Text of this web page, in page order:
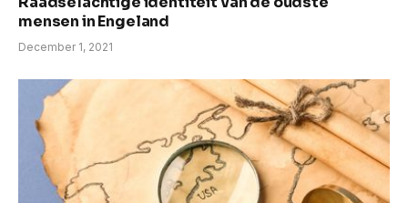
mensen in Engeland
December 1, 2021